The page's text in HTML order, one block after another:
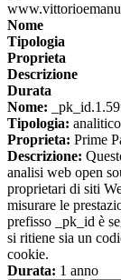
Nome
Tipologia
Proprieta
Descrizione
Durata
Nome:
Tipologia: analitico
Proprieta: Prime
Descrizione:
analisi web open
proprietari di siti
misurare le
prefisso _pk_id è
si ritiene sia un
cookie.
Durata: 1 anno